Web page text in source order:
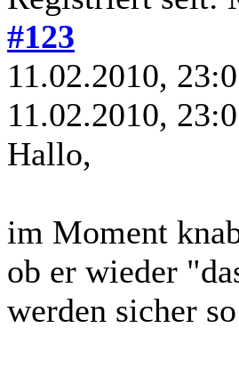
#123
11.02.2010,
11.02.2010,
Hallo,
im Moment
ob er wieder
werden sicher